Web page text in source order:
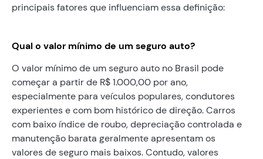
principais fatores que influenciam essa definição:
Qual o valor mínimo de um seguro auto?
O valor mínimo de um seguro auto no Brasil pode
começar a partir de R$ 1.000,00 por ano,
especialmente para veículos populares, condutores
experientes e com bom histórico de direção. Carros
com baixo índice de roubo, depreciação controlada e
manutenção barata geralmente apresentam os
valores de seguro mais baixos. Contudo, valores